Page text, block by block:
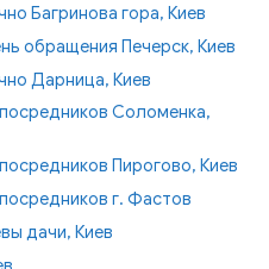
Багринова гора, Киев
обращения Печерск, Киев
Дарница, Киев
Соломенка,
Пирогово, Киев
г. Фастов
дачи, Киев